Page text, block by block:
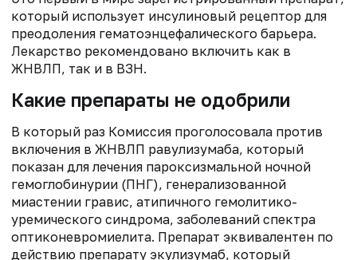
который использует инсулиновый рецептор для
преодоления гематоэнцефалического барьера.
Лекарство рекомендовано включить как в
ЖНВЛП, так и в ВЗН.
Какие препараты не одобрили
В который раз Комиссия проголосовала против
включения в ЖНВЛП равулизумаба, который
показан для лечения пароксизмальной ночной
гемоглобинурии (ПНГ), генерализованной
миастении гравис, атипичного гемолитико-
уремического синдрома, заболеваний спектра
оптиконевромиелита. Препарат эквивалентен по
действию препарату экулизумаб, который